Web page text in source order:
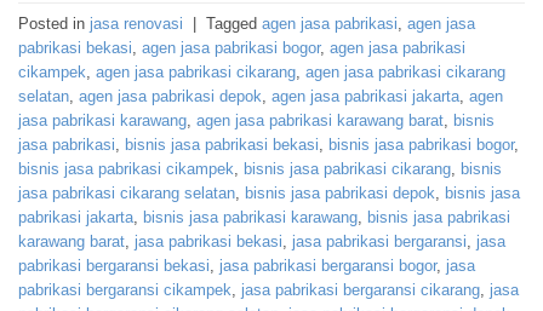
Posted in jasa renovasi | Tagged agen jasa pabrikasi agen jasa
pabrikasi bekasi agen jasa pabrikasi bogor, agen jasa pabrikasi
cikampek agen jasa pabrikasi cikarang agen jasa pabrikasi cikarang
selatan agen jasa pabrikasi depok agen jasa pabrikasi jakarta agen
jasa pabrikasi karawang agen jasa pabrikasi karawang barat bisnis
jasa pabrikasi
bisnis jasa pabrikasi bekasi bisnis jasa pabrikasi bogor,
bisnis jasa pabrikasi cikampek
bisnis jasa pabrikasi cikarang bisnis
jasa pabrikasi cikarang selatan bisnis jasa pabrikasi depok
bisnis jasa
pabrikasi jakarta bisnis jasa pabrikasi karawang bisnis jasa pabrikasi
karawang barat jasa pabrikasi bekasi jasa pabrikasi bergaransi
jasa
pabrikasi bergaransi bekasi
jasa pabrikasi bergaransi bogor, jasa
pabrikasi bergaransi cikampek
jasa pabrikasi bergaransi cikarang jasa